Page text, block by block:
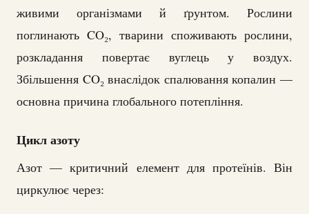
живими організмами й ґрунтом. Рослини
поглинають CO₂, тварини споживають рослини,
розкладання повертає вуглець у воздух.
Збільшення CO₂ внаслідок спалювання копалин —
основна причина глобального потепління.
Цикл азоту
Азот — критичний елемент для протеїнів. Він
циркулює через: